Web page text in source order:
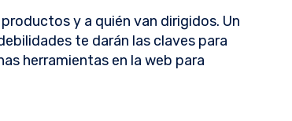
y a quién van dirigidos. Un
te darán las claves para
herramientas en la web para